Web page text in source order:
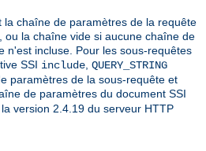
la chaîne de paramètres de la requête
ou la chaîne vide si aucune chaîne de
n'est incluse. Pour les sous-requêtes
SSI include QUERY_STRING
paramètres de la sous-requête et
de paramètres du document SSI
version 2.4.19 du serveur HTTP